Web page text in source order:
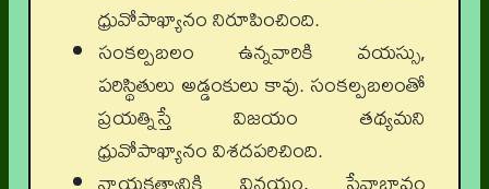
ధ్రువోపాఖ్యానం నిరూపించింది.
సంకల్పబలం ఉన్నవారికి వయస్సు,
పరిస్థితులు అడ్డంకులు కావు. సంకల్పబలంతో
ప్రయత్నిస్తే విజయం తథ్యమని
ధ్రువోపాఖ్యానం విశదపరిచింది.